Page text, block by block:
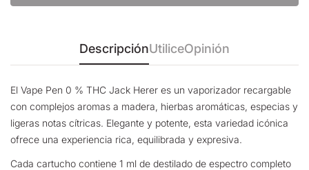
DescripciónUtiliceOpinión
El Vape Pen 0 % THC Jack Herer es un vaporizador recargable
con complejos aromas a madera, hierbas aromáticas, especias y
ligeras notas cítricas. Elegante y potente, esta variedad icónica
ofrece una experiencia rica, equilibrada y expresiva.
Cada cartucho contiene 1 ml de destilado de espectro completo